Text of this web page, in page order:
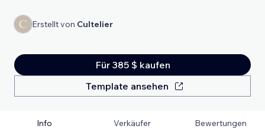
Erstellt von Cultelier
Für 385 $ kaufen
Template ansehen
Info Verkäufer Bewertungen